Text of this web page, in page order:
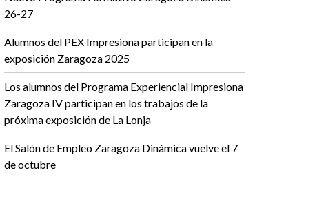
26-27
Alumnos del PEX Impresiona participan en la
exposición Zaragoza 2025
Los alumnos del Programa Experiencial Impresiona
Zaragoza IV participan en los trabajos de la
próxima exposición de La Lonja
El Salón de Empleo Zaragoza Dinámica vuelve el 7
de octubre